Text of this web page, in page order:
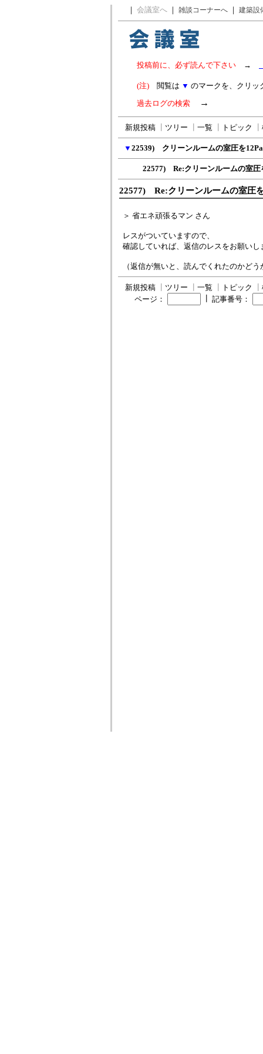
｜ 会議室へ ｜ 雑談コーナーへ ｜ 建築設
投稿前に、必ず読んで下さい →
(注) 閲覧は ▼ のマークを、クリッ
過去ログの検索 →
新規投稿 ツリー 一覧 トピック
▼ 22539) クリーンルームの室圧を
22577) Re:クリーンルームの室圧
22577) Re:クリーンルームの室圧
＞ 省エネ頑張るマン さん
レスがついていますので、
確認していれば、返信のレスをお願いし
（返信が無いと、読んでくれたのかど
新規投稿 ツリー 一覧 トピック
ページ：
記事番号：